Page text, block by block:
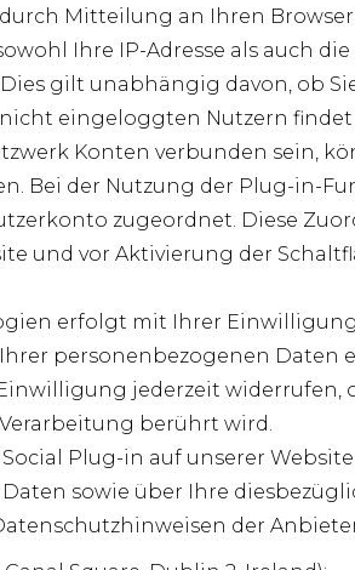
Mitteilung an Ihren
Ihre IP-Adresse als auch
gilt unabhängig davon, ob
eingeloggten Nutzern
Konten verbunden sein,
Bei der Nutzung der Plug-in-
zugeordnet. Diese
und vor Aktivierung der
erfolgt mit Ihrer Einwilligung
Ihrer personenbezogenen
Einwilligung jederzeit
berührt wird.
Plug-in auf unserer
sowie über Ihre
der